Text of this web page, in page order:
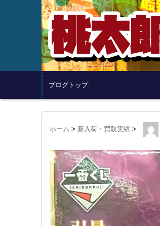
ブログトップ
ホーム > 新入荷・買取実績 >